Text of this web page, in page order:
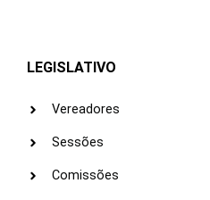
LEGISLATIVO
Vereadores
Sessões
Comissões